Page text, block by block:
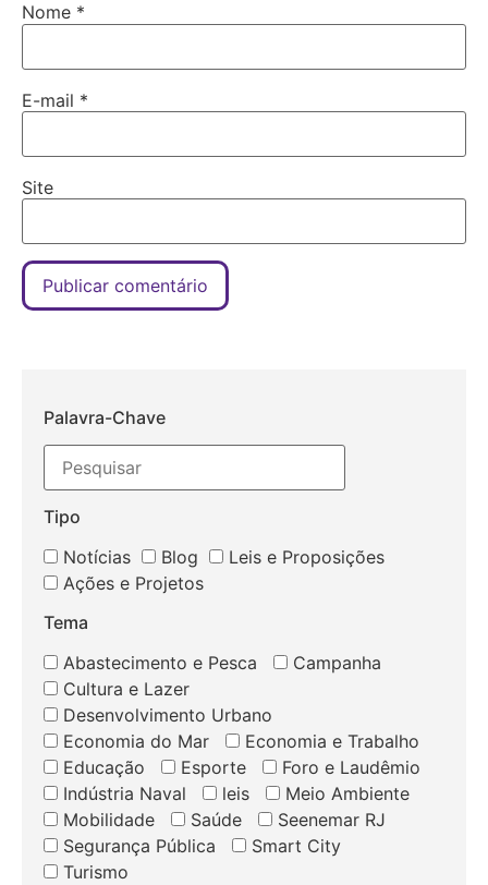
Nome *
E-mail *
Site
Palavra-Chave
Tipo
Notícias
Blog
Leis e Proposições
Ações e Projetos
Tema
Abastecimento e Pesca
Campanha
Cultura e Lazer
Desenvolvimento Urbano
Economia do Mar
Economia e Trabalho
Educação
Esporte
Foro e Laudêmio
Indústria Naval
leis
Meio Ambiente
Mobilidade
Saúde
Seenemar RJ
Segurança Pública
Smart City
Turismo